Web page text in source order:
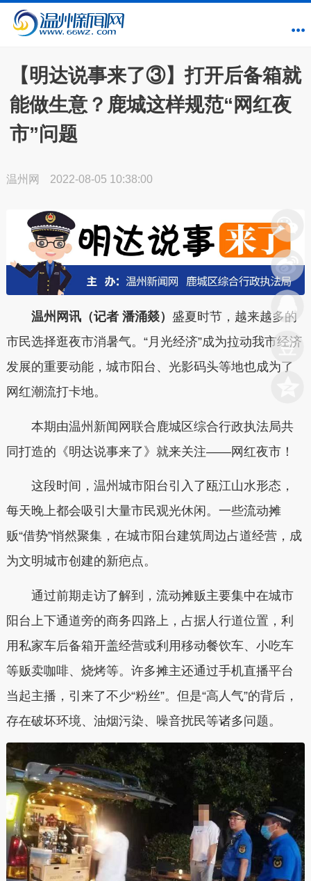
【明达说事来了③】打开后备箱就
能做生意？鹿城这样规范“网红夜
市”问题
温州网 2022-08-05 10:38:00
温州网讯（记者 潘涌燚） 盛夏时节，越来越多的
市民选择逛夜市消暑气。“月光经济”成为拉动我市经济
发展的重要动能，城市阳台、光影码头等地也成为了
网红潮流打卡地。
本期由温州新闻网联合鹿城区综合行政执法局共
同打造的《明达说事来了》就来关注——网红夜市！
这段时间，温州城市阳台引入了瓯江山水形态，
每天晚上都会吸引大量市民观光休闲。一些流动摊
贩“借势”悄然聚集，在城市阳台建筑周边占道经营，成
为文明城市创建的新疤点。
通过前期走访了解到，流动摊贩主要集中在城市
阳台上下通道旁的商务四路上，占据人行道位置，利
用私家车后备箱开盖经营或利用移动餐饮车、小吃车
等贩卖咖啡、烧烤等。许多摊主还通过手机直播平台
当起主播，引来了不少“粉丝”。但是“高人气”的背后，
存在破坏环境、油烟污染、噪音扰民等诸多问题。